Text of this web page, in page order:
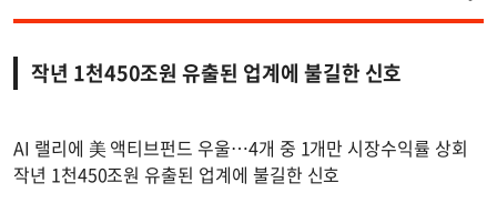
작년 1천450조원 유출된 업계에 불길한 신호
AI 랠리에 美 액티브펀드 우울…4개 중 1개만 시장수익률 상회
작년 1천450조원 유출된 업계에 불길한 신호